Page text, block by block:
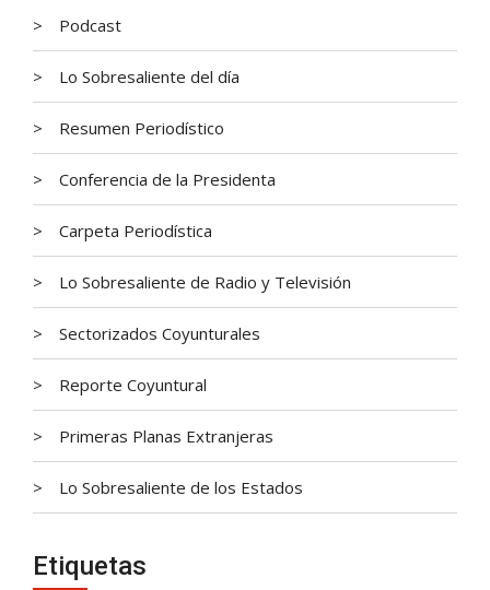
Podcast
Lo Sobresaliente del día
Resumen Periodístico
Conferencia de la Presidenta
Carpeta Periodística
Lo Sobresaliente de Radio y Televisión
Sectorizados Coyunturales
Reporte Coyuntural
Primeras Planas Extranjeras
Lo Sobresaliente de los Estados
Etiquetas